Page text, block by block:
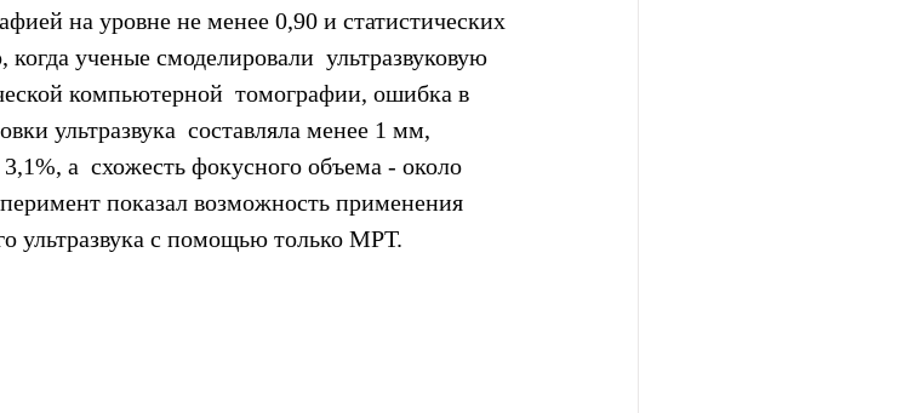
на уровне не менее 0,90 и статистических
ученые смоделировали  ультразвуковую
компьютерной  томографии, ошибка в
ультразвука  составляла менее 1 мм,
а  схожесть фокусного объема - около
показал возможность применения
ультразвука с помощью только МРТ.